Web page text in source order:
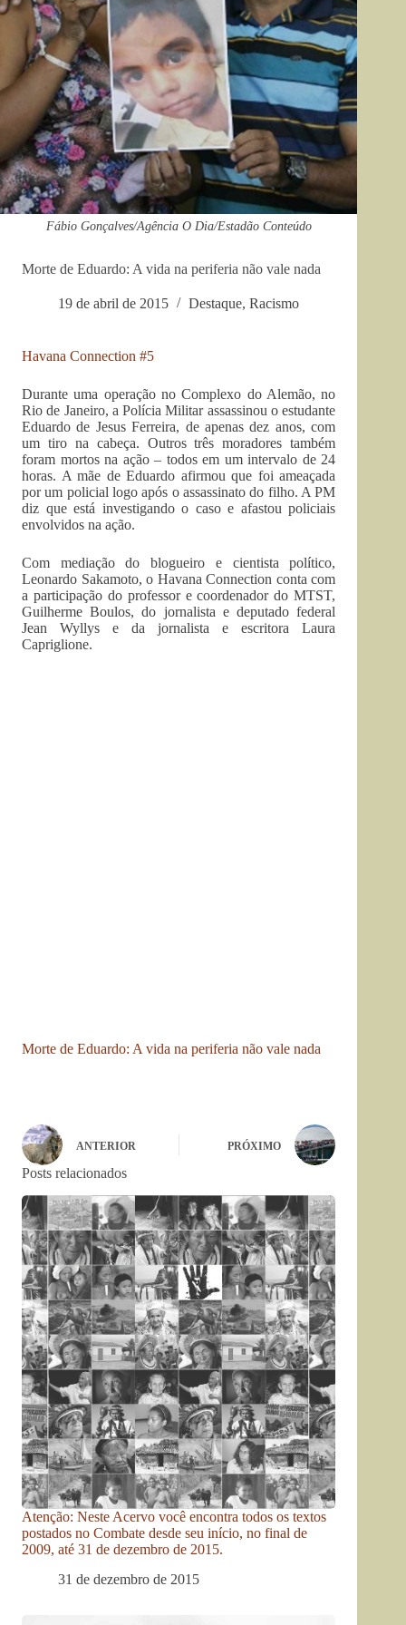
Fábio Gonçalves/Agência O Dia/Estadão Conteúdo
Morte de Eduardo: A vida na periferia não vale nada
19 de abril de 2015 Destaque, Racismo
Havana Connection #5
Durante uma operação no Complexo do Alemão, no
Rio de Janeiro, a Polícia Militar assassinou o estudante
Eduardo de Jesus Ferreira, de apenas dez anos, com
um tiro na cabeça. Outros três moradores também
foram mortos na ação – todos em um intervalo de 24
horas. A mãe de Eduardo afirmou que foi ameaçada
por um policial logo após o assassinato do filho. A PM
diz que está investigando o caso e afastou policiais
envolvidos na ação.
Com mediação do blogueiro e cientista político,
Leonardo Sakamoto, o Havana Connection conta com
a participação do professor e coordenador do MTST,
Guilherme Boulos, do jornalista e deputado federal
Jean Wyllys e da jornalista e escritora Laura
Capriglione.
Morte de Eduardo: A vida na periferia não vale nada
ANTERIOR PRÓXIMO
Posts relacionados
Atenção: Neste Acervo você encontra todos os textos
postados no Combate desde seu início, no final de
2009, até 31 de dezembro de 2015.
31 de dezembro de 2015